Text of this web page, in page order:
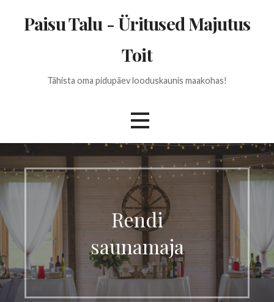
Paisu Talu - Üritused Majutus
Toit
Tähista oma pidupäev looduskaunis maakohas!
Rendi
saunamaja